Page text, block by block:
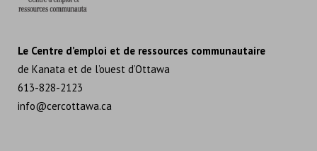
Le Centre d’emploi et de ressources communautaire
de Kanata et de l’ouest d’Ottawa
613-828-2123
info@cercottawa.ca